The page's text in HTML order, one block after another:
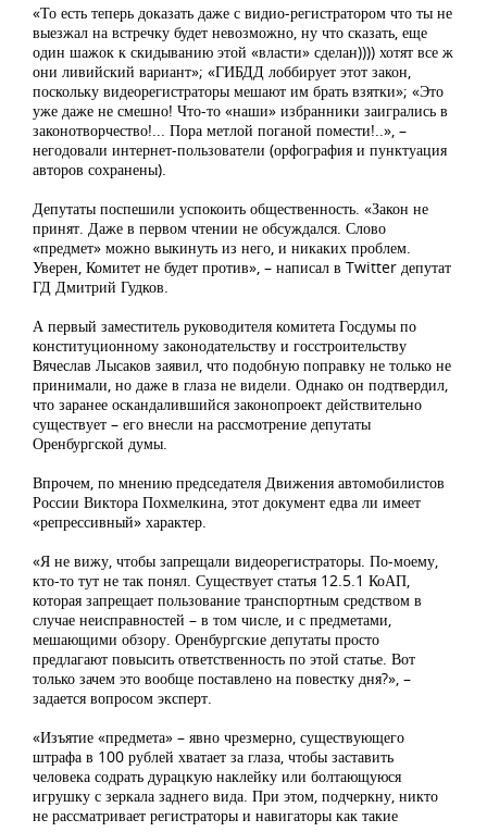
«То есть теперь доказать даже с видио-регистратором что ты не
выезжал на встречку будет невозможно, ну что сказать, еще
один шажок к скидыванию этой «власти» сделан)))) хотят все ж
они ливийский вариант»; «ГИБДД лоббирует этот закон,
поскольку видеорегистраторы мешают им брать взятки»; «Это
уже даже не смешно! Что-то «наши» избранники заигрались в
законотворчество!... Пора метлой поганой помести!..», –
негодовали интернет-пользователи (орфография и пунктуация
авторов сохранены).
Депутаты поспешили успокоить общественность. «Закон не
принят. Даже в первом чтении не обсуждался. Слово
«предмет» можно выкинуть из него, и никаких проблем.
Уверен, Комитет не будет против», – написал в Twitter депутат
ГД Дмитрий Гудков.
А первый заместитель руководителя комитета Госдумы по
конституционному законодательству и госстроительству
Вячеслав Лысаков заявил, что подобную поправку не только не
принимали, но даже в глаза не видели. Однако он подтвердил,
что заранее оскандалившийся законопроект действительно
существует – его внесли на рассмотрение депутаты
Оренбургской думы.
Впрочем, по мнению председателя Движения автомобилистов
России Виктора Похмелкина, этот документ едва ли имеет
«репрессивный» характер.
«Я не вижу, чтобы запрещали видеорегистраторы. По-моему,
кто-то тут не так понял. Существует статья 12.5.1 КоАП,
которая запрещает пользование транспортным средством в
случае неисправностей – в том числе, и с предметами,
мешающими обзору. Оренбургские депутаты просто
предлагают повысить ответственность по этой статье. Вот
только зачем это вообще поставлено на повестку дня?», –
задается вопросом эксперт.
«Изъятие «предмета» – явно чрезмерно, существующего
штрафа в 100 рублей хватает за глаза, чтобы заставить
человека содрать дурацкую наклейку или болтающуюся
игрушку с зеркала заднего вида. При этом, подчеркну, никто
не рассматривает регистраторы и навигаторы как такие